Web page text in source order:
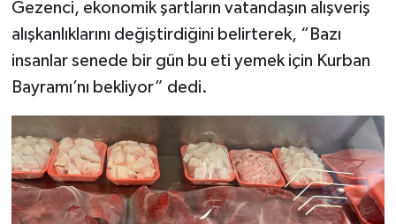
Gezenci, ekonomik şartların vatandaşın alışveriş
alışkanlıklarını değiştirdiğini belirterek, “Bazı
insanlar senede bir gün bu eti yemek için Kurban
Bayramı’nı bekliyor” dedi.